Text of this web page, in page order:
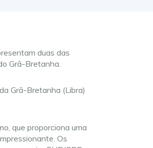
duas das
Grã-Bretanha.
Grã-Bretanha (Libra)
que proporciona uma
Os